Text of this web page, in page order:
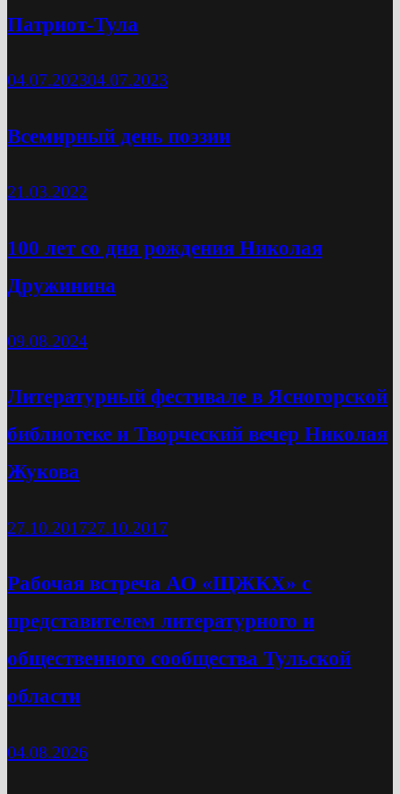
Патриот-Тула
04.07.202304.07.2023
Всемирный день поэзии
21.03.2022
100 лет со дня рождения Николая
Дружинина
09.08.2024
Литературный фестивале в Ясногорской
библиотеке и Творческий вечер Николая
Жукова
27.10.201727.10.2017
Рабочая встреча АО «ЩЖКХ» с
представителем литературного и
общественного сообщества Тульской
области
04.08.2026